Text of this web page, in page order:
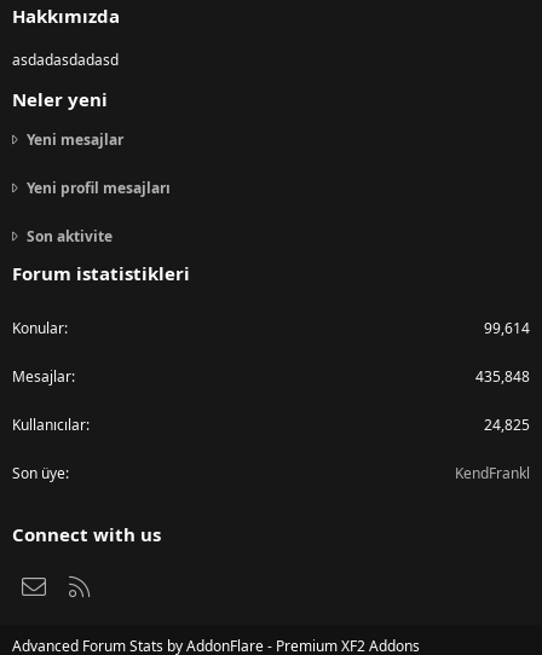
Hakkımızda
asdadasdadasd
Neler yeni
Yeni mesajlar
Yeni profil mesajları
Son aktivite
Forum istatistikleri
Konular 99,614
Mesajlar 435,848
Kullanıcılar 24,825
Son üye KendFrankl
Connect with us
Bize ulaşın
Advanced Forum Stats byAddonFlare - Premium XF2 Addons